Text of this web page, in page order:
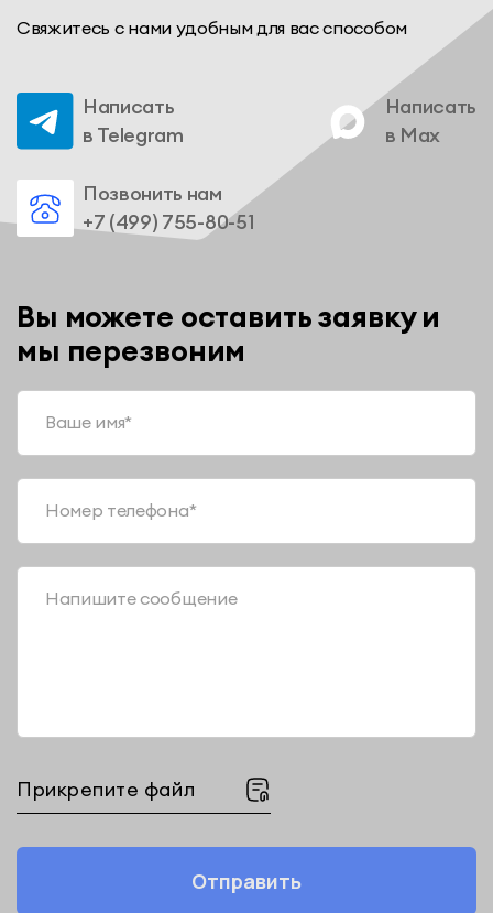
Свяжитесь с нами удобным для вас способом
Написать
в Telegram
Написать
в Max
Позвонить нам
+7 (499) 755-80-51
Вы можете оставить заявку и
мы перезвоним
Ваше имя*
Номер телефона*
Напишите сообщение
Прикрепите файл
Отправить